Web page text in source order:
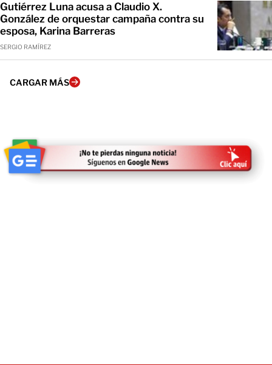
Gutiérrez Luna acusa a Claudio X.
González de orquestar campaña contra su
esposa, Karina Barreras
SERGIO RAMÍREZ
CARGAR MÁS